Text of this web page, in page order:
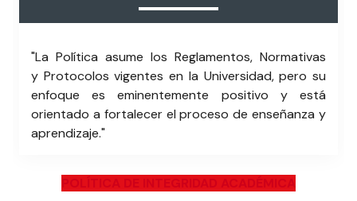
"La Política asume los Reglamentos, Normativas
y Protocolos vigentes en la Universidad, pero su
enfoque es eminentemente positivo y está
orientado a fortalecer el proceso de enseñanza y
aprendizaje."